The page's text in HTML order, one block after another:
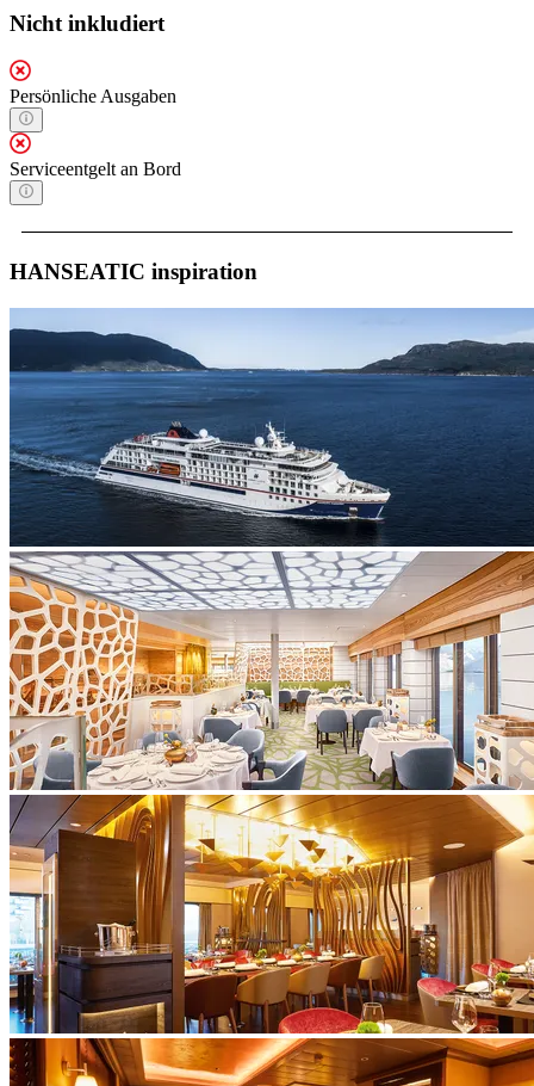
Nicht inkludiert
Persönliche Ausgaben
Serviceentgelt an Bord
HANSEATIC inspiration